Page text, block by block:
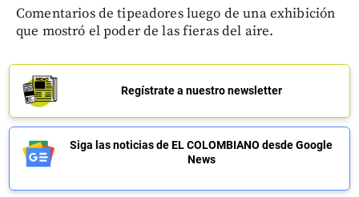
Comentarios de tipeadores luego de una exhibición
que mostró el poder de las fieras del aire.
Regístrate a nuestro newsletter
Siga las noticias de EL COLOMBIANO desde Google
News